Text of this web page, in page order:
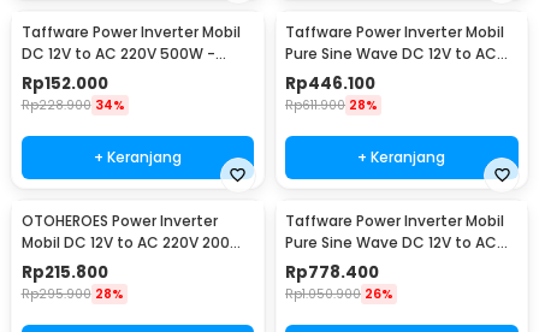
Taffware Power Inverter Mobil
DC 12V to AC 220V 500W -
SAA-500A
Rp152.000
Rp228.900 34%
+ Keranjang
Taffware Power Inverter Mobil
Pure Sine Wave DC 12V to AC
220V 1000W - NBQ1000W
Rp446.100
Rp611.900 28%
+ Keranjang
OTOHEROES Power Inverter
Mobil DC 12V to AC 220V 200W
- E8981
Rp215.800
Rp295.900 28%
Taffware Power Inverter Mobil
Pure Sine Wave DC 12V to AC
220V 2000W - NBQ2000W
Rp778.400
Rp1.050.900 26%